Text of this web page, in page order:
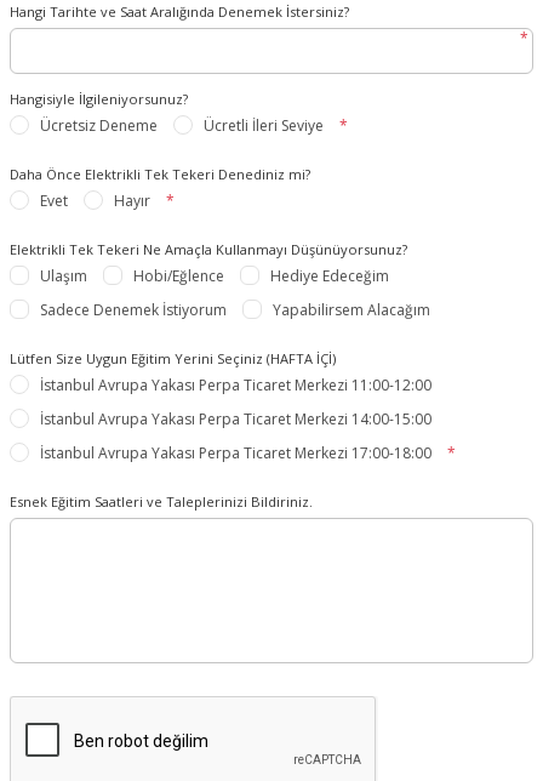
Hangi Tarihte ve Saat Aralığında Denemek İstersiniz?
*
Hangisiyle İlgileniyorsunuz?
Ücretsiz Deneme Ücretli İleri Seviye *
Daha Önce Elektrikli Tek Tekeri Denediniz mi?
Evet Hayır *
Elektrikli Tek Tekeri Ne Amaçla Kullanmayı Düşünüyorsunuz?
Ulaşım Hobi/Eğlence
Hediye Edeceğim
Sadece Denemek İstiyorum
Yapabilirsem Alacağım
Lütfen Size Uygun Eğitim Yerini Seçiniz (HAFTA İÇİ)
İstanbul Avrupa Yakası Perpa Ticaret Merkezi 11:00-12:00
İstanbul Avrupa Yakası Perpa Ticaret Merkezi 14:00-15:00
İstanbul Avrupa Yakası Perpa Ticaret Merkezi 17:00-18:00
*
Esnek Eğitim Saatleri ve Taleplerinizi Bildiriniz.